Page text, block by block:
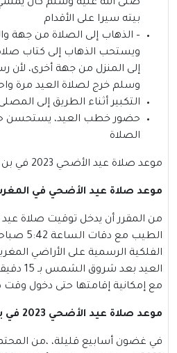
صلى الله عليه وسلم كان
بيته سيرا على الأقدام
– الذهاب إلى الصلاة من جهة
ويستحب الذهاب إلى كتاب
إلى المنزل من جهة أخرى، لأن
وسلم خرج لصلاة العيد مرة
التكبير أثناء الطريق إلى
حضور خطب العيد، يستحسن
الصلاة
موعد صلاة عيد الأضحي 2023 في بن الطيب | المغرب
موعد صلاة عيد الأضحي في المغرب1443-
الطيب مع
الفلكية الرسمية على الأراضي
العيد
مع إمكانية إقامتها حتى دخول وقت
موعد صلاة عيد الأضحي 2023 في بن الطيب | المغرب
في غضون أسابيع قليلة، ،من